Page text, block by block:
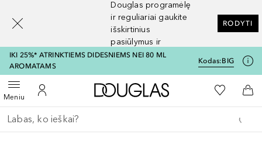
Douglas programėlę
ir reguliariai gaukite
išskirtinius
pasiūlymus ir
nuolaidas
RODYTI
IKI 25%* ATRINKTIEMS DIDESNIEMS NEI 80 ML
AROMATAMS
Kodas:BIG
MeniuAtidaryti meniuĮ mano paskyrą
Į Douglas pagrindinį
Į mano
Į
Grįžk atgal
Vykdykite paiešką
[navigation.slideout.screenreader]